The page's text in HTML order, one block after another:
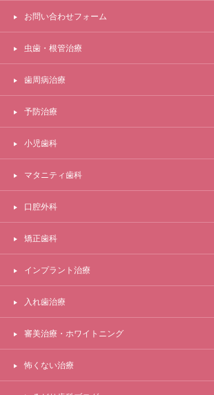
お問い合わせフォーム
虫歯・根管治療
歯周病治療
予防治療
小児歯科
マタニティ歯科
口腔外科
矯正歯科
インプラント治療
入れ歯治療
審美治療・ホワイトニング
怖くない治療